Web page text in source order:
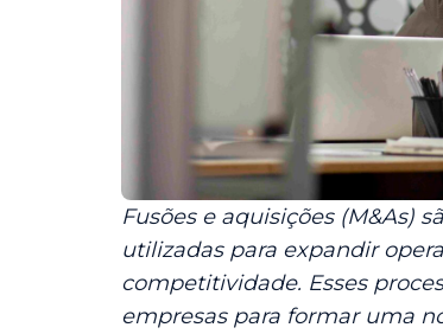
Fusões e aquisições (M&As)
utilizadas para expandir
competitividade. Esses
empresas para formar uma